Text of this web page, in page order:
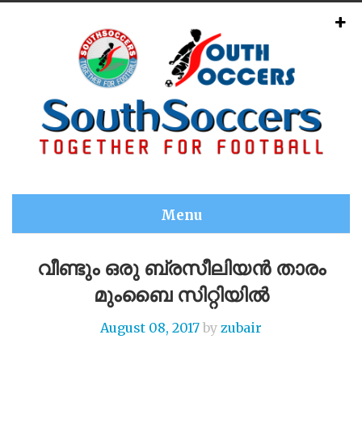
Menu
വീണ്ടും ഒരു ബ്രസീലിയൻ താരം
മുംബൈ സിറ്റിയിൽ
August 08, 2017 by zubair